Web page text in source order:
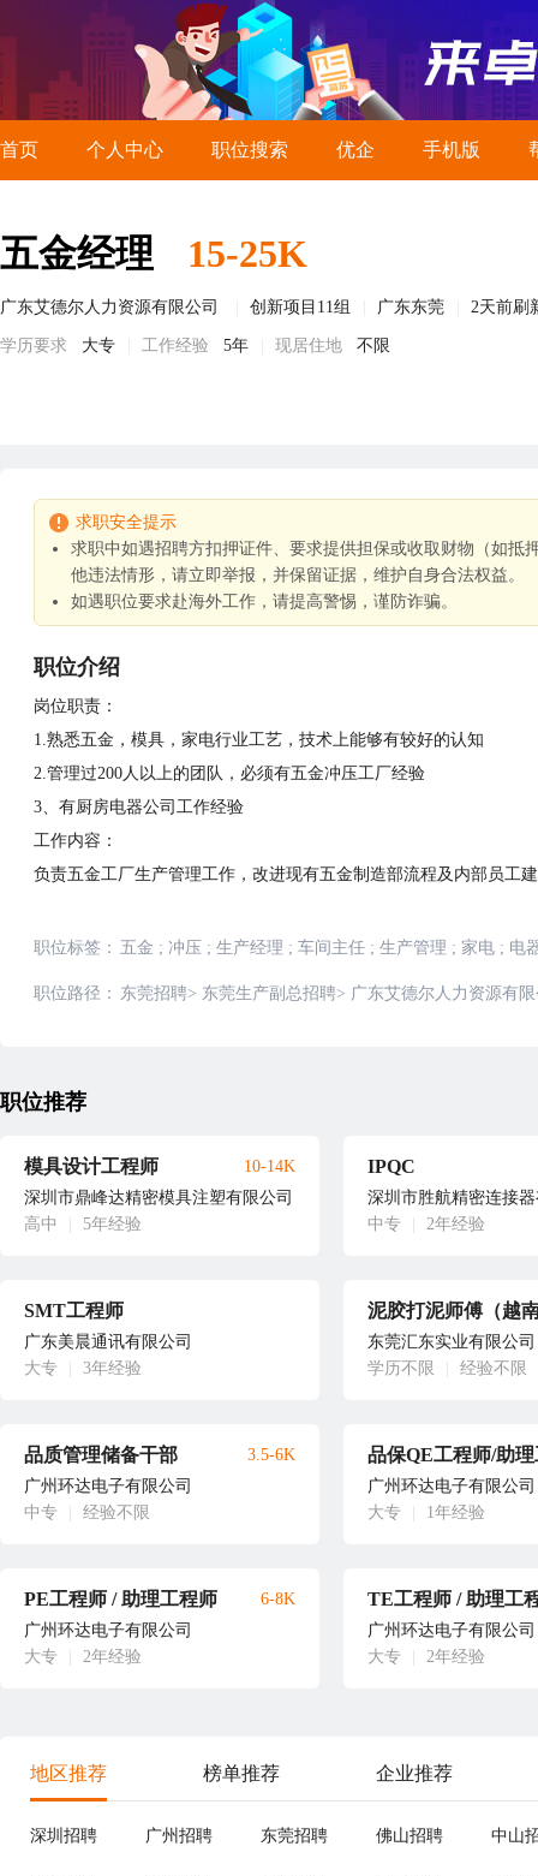
首页 个人中心 职位搜索 优企 手机版
五金经理 15-25K
广东艾德尔人力资源有限公司 创新项目11组 广东东莞 2天前刷
学历要求 大专 工作经验 5年 现居住地 不限
求职安全提示
求职中如遇招聘方扣押证件、要求提供担保或收取财物（如
他违法情形，请立即举报，并保留证据，维护自身合法权益。
如遇职位要求赴海外工作，请提高警惕，谨防诈骗。
职位介绍
岗位职责：
1.熟悉五金，模具，家电行业工艺，技术上能够有较好的认知
2.管理过200人以上的团队，必须有五金冲压工厂经验
3、有厨房电器公司工作经验
工作内容：
负责五金工厂生产管理工作，改进现有五金制造部流程及内部员工
职位标签： 五金 ; 冲压 ; 生产经理 ; 车间主任 ; 生产管理 ; 家电 ; 电
职位路径： 东莞招聘> 东莞生产副总招聘> 广东艾德尔人力资源有
职位推荐
模具设计工程师
深圳市鼎峰达精密模具注塑有限公司
高中
5年经验
10-14K IPQC
深圳市胜航精密连接
中专
2年经验
SMT工程师
广东美晨通讯有限公司
大专
3年经验
东莞汇东实业有限公司
学历不限
经验不限
品质管理储备干部
广州环达电子有限公司
中专
经验不限
3.5-6K
广州环达电子有限公司
大专
1年经验
PE工程师 / 助理工程师
广州环达电子有限公司
大专
2年经验
6-8K TE工程师 / 助理工
广州环达电子有限公司
大专
2年经验
地区推荐 榜单推荐 企业推荐
深圳招聘 广州招聘 东莞招聘 佛山招聘 中山